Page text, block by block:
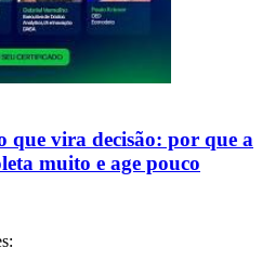
que vira decisão: por que a
muito e age pouco